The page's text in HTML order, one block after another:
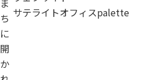
ち
に
開
か
サテライトオフィスpalette